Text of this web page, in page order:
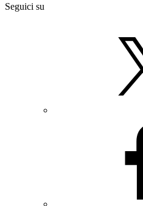
Seguici su